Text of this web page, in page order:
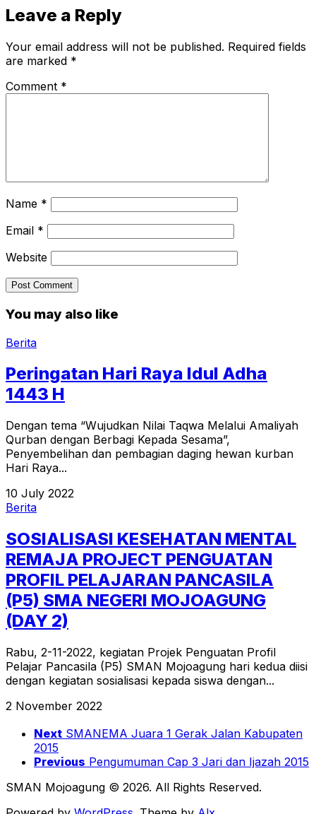
Leave a Reply
Your email address will not be published. Required fields
are marked *
Comment *
Name *
Email *
Website
You may also like
Berita
Peringatan Hari Raya Idul Adha
1443 H
Dengan tema “Wujudkan Nilai Taqwa Melalui Amaliyah
Qurban dengan Berbagi Kepada Sesama”,
Penyembelihan dan pembagian daging hewan kurban
Hari Raya...
10 July 2022
Berita
SOSIALISASI KESEHATAN MENTAL
REMAJA PROJECT PENGUATAN
PROFIL PELAJARAN PANCASILA
(P5) SMA NEGERI MOJOAGUNG
(DAY 2)
Rabu, 2-11-2022, kegiatan Projek Penguatan Profil
Pelajar Pancasila (P5) SMAN Mojoagung hari kedua diisi
dengan kegiatan sosialisasi kepada siswa dengan...
2 November 2022
Next SMANEMA Juara 1 Gerak Jalan Kabupaten
2015
Previous Pengumuman Cap 3 Jari dan Ijazah 2015
SMAN Mojoagung © 2026. All Rights Reserved.